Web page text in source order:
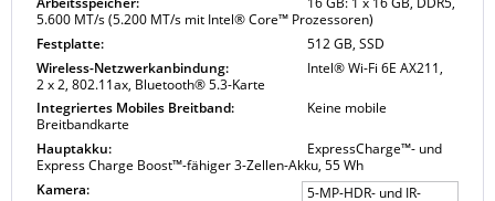
5.600 MT/s (5.200 MT/s mit Intel® Core™ Prozessoren)
Festplatte:
512 GB, SSD
Wireless-Netzwerkanbindung:
Intel® Wi-Fi 6E AX211,
2 x 2, 802.11ax, Bluetooth® 5.3-Karte
Integriertes Mobiles Breitband:
Keine mobile
Breitbandkarte
Hauptakku:
ExpressCharge™- und
Express Charge Boost™-fähiger 3-Zellen-Akku, 55 Wh
Kamera:
5-MP-HDR- und IR-